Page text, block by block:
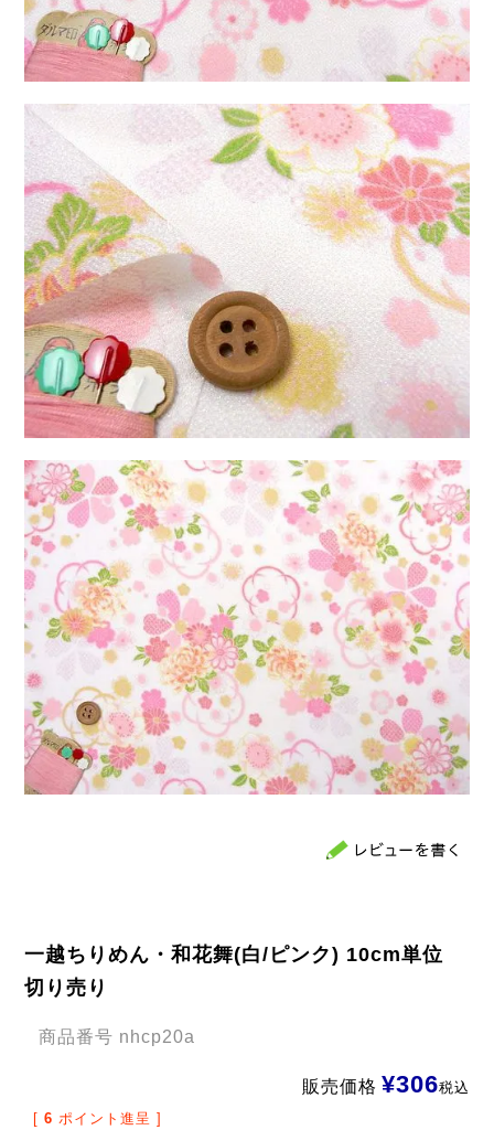
一越ちりめん・和花舞(白/ピンク) 10cm単位
切り売り
商品番号 nhcp20a
販売価格 ¥306税込
[ 6 ポイント進呈 ]